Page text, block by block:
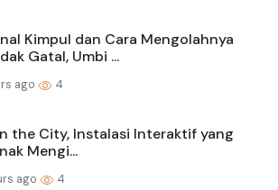
Kimpul dan Cara Mengolahnya
Gatal, Umbi ...
ago 4
the City, Instalasi Interaktif yang
Mengi...
ago 4